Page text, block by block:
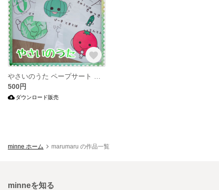
500円
ダウンロード販売
minne ホーム marumaru の作品一覧
minneを知る